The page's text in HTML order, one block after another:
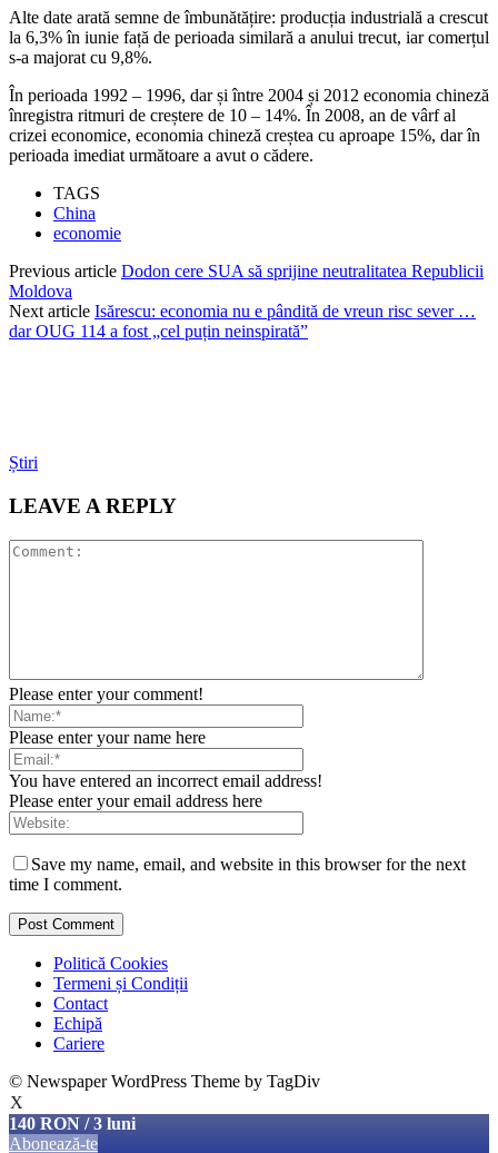
Alte date arată semne de îmbunătățire: producția industrială a crescut
la 6,3% în iunie față de perioada similară a anului trecut, iar comerțul
s-a majorat cu 9,8%.
În perioada 1992 – 1996, dar și între 2004 și 2012 economia chineză
înregistra ritmuri de creștere de 10 – 14%. În 2008, an de vârf al
crizei economice, economia chineză creștea cu aproape 15%, dar în
perioada imediat următoare a avut o cădere.
TAGS
China
economie
Previous article Dodon cere SUA să sprijine neutralitatea Republicii
Moldova
Next article Isărescu: economia nu e pândită de vreun risc sever …
dar OUG 114 a fost „cel puțin neinspirată”
Știri
LEAVE A REPLY
Please enter your comment!
Please enter your name here
You have entered an incorrect email address!
Please enter your email address here
Save my name, email, and website in this browser for the next
time I comment.
Politică Cookies
Termeni și Condiții
Contact
Echipă
Cariere
© Newspaper WordPress Theme by TagDiv
X
140 RON / 3 luni
Abonează-te